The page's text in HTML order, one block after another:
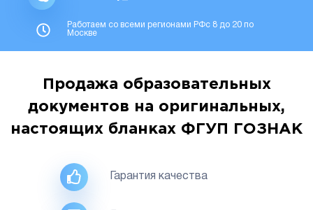
Работаем со всеми регионами РФс 8 до 20 по
Москве
Продажа образовательных
документов на оригинальных,
настоящих бланках ФГУП ГОЗНАК
Гарантия качества